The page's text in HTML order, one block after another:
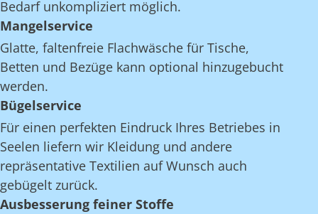
Bedarf unkompliziert möglich.
Mangelservice
Glatte, faltenfreie Flachwäsche für Tische,
Betten und Bezüge kann optional hinzugebucht
werden.
Bügelservice
Für einen perfekten Eindruck Ihres Betriebes in
Seelen liefern wir Kleidung und andere
repräsentative Textilien auf Wunsch auch
gebügelt zurück.
Ausbesserung feiner Stoffe